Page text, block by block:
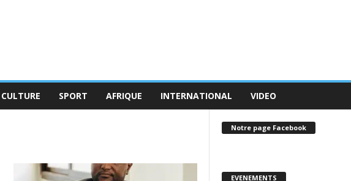
CULTURE SPORT AFRIQUE INTERNATIONAL VIDEO
Notre page Facebook
EVENEMENTS